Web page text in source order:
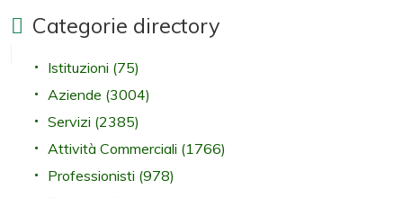
Categorie directory
Istituzioni (75)
Aziende (3004)
Servizi (2385)
Attività Commerciali (1766)
Professionisti (978)